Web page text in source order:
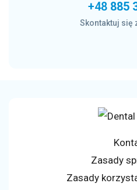
+48 885
Skontaktuj się
Zasady
Zasady